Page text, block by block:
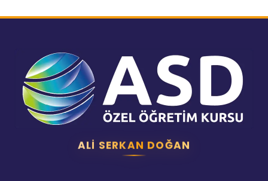
ALI SERKAN DOĞAN